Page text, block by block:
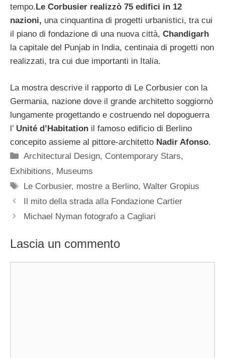
tempo. Le Corbusier realizzò 75 edifici in 12
nazioni, una cinquantina di progetti urbanistici, tra cui
il piano di fondazione di una nuova città, Chandigarh
la capitale del Punjab in India, centinaia di progetti non
realizzati, tra cui due importanti in Italia.
La mostra descrive il rapporto di Le Corbusier con la
Germania, nazione dove il grande architetto soggiornò
lungamente progettando e costruendo nel dopoguerra
l’ Unité d’Habitation il famoso edificio di Berlino
concepito assieme al pittore-architetto Nadir Afonso.
Categorie
Architectural Design, Contemporary Stars,
Exhibitions, Museums
Tag
Le Corbusier, mostre a Berlino,Walter Gropius
Il mito della strada alla Fondazione Cartier
Michael Nyman fotografo a Cagliari
Lascia un commento